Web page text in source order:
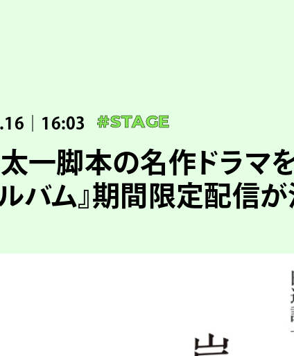
｜16:03 #STAGE
一脚本の名作ドラマ
バム』期間限定配信